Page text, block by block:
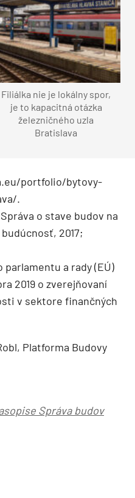
Filiálka nie je lokálny spor,
je to kapacitná otázka
železničného uzla
Bratislava
portfolio/bytovy-
.
o stave budov na
2017;
a rady (EÚ)
2019 o zverejňovaní
v sektore finančných
Platforma Budovy
Správa budov